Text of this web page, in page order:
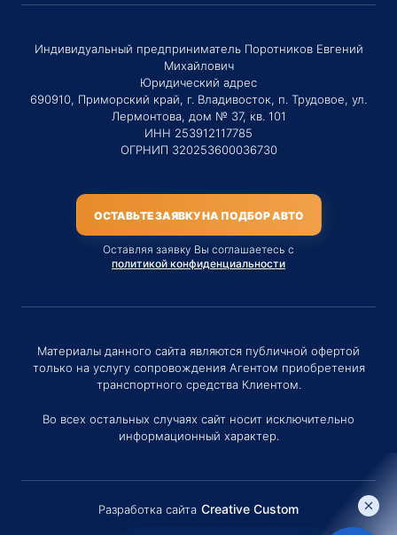
Индивидуальный предприниматель Поротников Евгений
Михайлович
Юридический адрес
690910, Приморский край, г. Владивосток, п. Трудовое, ул.
Лермонтова, дом № 37, кв. 101
ИНН 253912117785
ОГРНИП 320253600036730
ОСТАВЬТЕ ЗАЯВКУ НА ПОДБОР АВТО
Оставляя заявку Вы соглашаетесь с
политикой конфиденциальности
Материалы данного сайта являются публичной офертой
только на услугу сопровождения Агентом приобретения
транспортного средства Клиентом.
Во всех остальных случаях сайт носит исключительно
информационный характер.
Разработка сайта Creative Custom